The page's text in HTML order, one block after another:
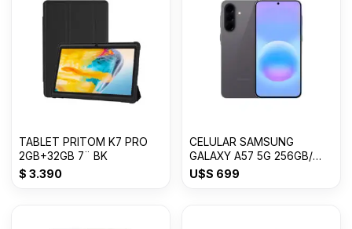
TABLET PRITOM K7 PRO
2GB+32GB 7¨ BK
$ 3.390
CELULAR SAMSUNG
GALAXY A57 5G 256GB/
8GB RAM
U$S 699